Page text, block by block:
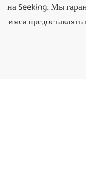
на Seeking. Мы
имся